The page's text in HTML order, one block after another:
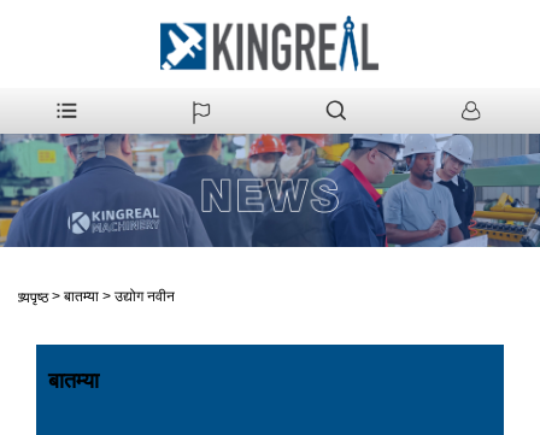
मुख्यपृष्ठ > बातम्या > उद्योग नवीन
बातम्या